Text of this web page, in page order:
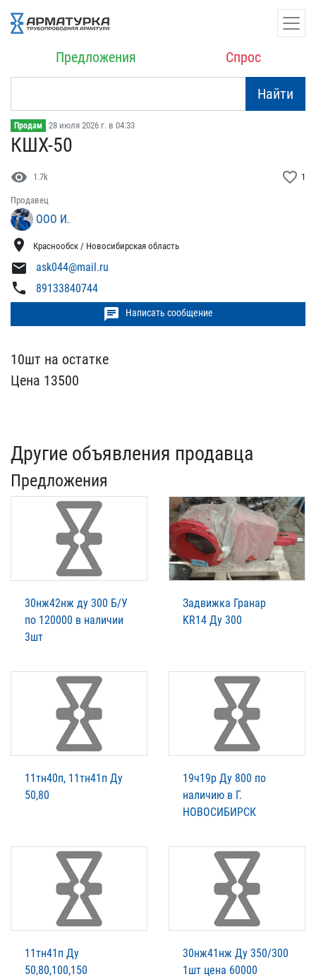
Предложения Спрос
Найти
Продам 28 июля 2026 г. в 04:33
КШХ-50
visibility 1.7k favorite_border 1
Продавец
ООО И.
location_on Краснообск / Новосибирская область
mail ask044@mail.ru
phone 89133840744
chat Написать сообщение
10шт на остатке
Цена 135​00
Другие объявления продавца
Предложения
30нж42нж ду 300 Б/У
по 120000 в наличии
3шт
Задвижка Гранар
KR14 Ду 300
11тн40п, 11тн41п Ду
50,80
19ч19р Ду 800 по
наличию в Г.
НОВОСИБИРСК
11тн41п Ду
50,80,100,150
30нж41нж Ду 350/300
1шт цена 60000